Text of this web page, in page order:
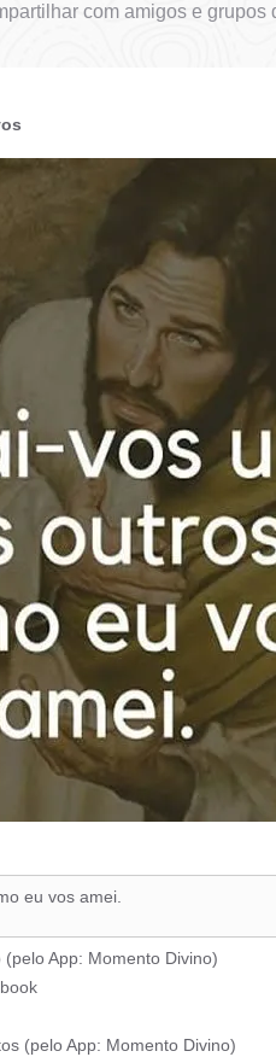
com amigos e
eu vos amei.
App: Momento Divino)
(pelo App: Momento Divino)